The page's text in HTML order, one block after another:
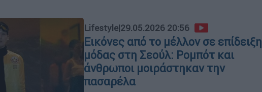
Lifestyle|29.05.2026 20:56
Εικόνες από το μέλλον σε επίδειξη
μόδας στη Σεούλ: Ρομπότ και
άνθρωποι μοιράστηκαν την
πασαρέλα